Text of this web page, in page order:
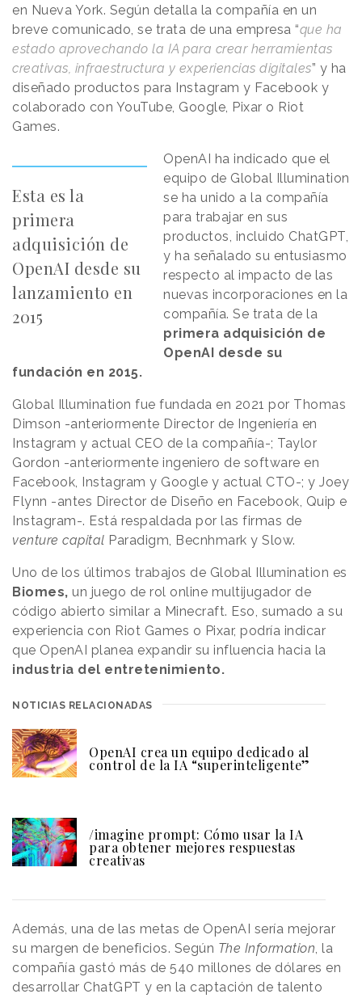
en Nueva York. Según detalla la compañía en un
breve comunicado, se trata de una empresa “que ha
estado aprovechando la IA para crear herramientas
creativas, infraestructura y experiencias digitales” y ha
diseñado productos para Instagram y Facebook y
colaborado con YouTube, Google, Pixar o Riot
Games.
Esta es la
primera
adquisición de
OpenAI desde su
lanzamiento en
2015
OpenAI ha indicado que el
equipo de Global Illumination
se ha unido a la compañía
para trabajar en sus
productos, incluido ChatGPT,
y ha señalado su entusiasmo
respecto al impacto de las
nuevas incorporaciones en la
compañía. Se trata de la
primera adquisición de
OpenAI desde su
fundación en 2015.
Global Illumination fue fundada en 2021 por Thomas
Dimson -anteriormente Director de Ingeniería en
Instagram y actual CEO de la compañía-; Taylor
Gordon -anteriormente ingeniero de software en
Facebook, Instagram y Google y actual CTO-; y Joey
Flynn -antes Director de Diseño en Facebook, Quip e
Instagram-. Está respaldada por las firmas de
venture capital Paradigm, Becnhmark y Slow.
Uno de los últimos trabajos de Global Illumination es
Biomes, un juego de rol online multijugador de
código abierto similar a Minecraft. Eso, sumado a su
experiencia con Riot Games o Pixar, podría indicar
que OpenAI planea expandir su influencia hacia la
industria del entretenimiento.
NOTICIAS RELACIONADAS
OpenAI crea un equipo dedicado al
control de la IA “superinteligente”
/imagine prompt: Cómo usar la IA
para obtener mejores respuestas
creativas
Además, una de las metas de OpenAI sería mejorar
su margen de beneficios. Según The Information, la
compañía gastó más de 540 millones de dólares en
desarrollar ChatGPT y en la captación de talento